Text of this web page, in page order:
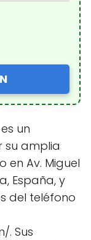
un
su amplia
Av. Miguel
España, y
del teléfono
. Sus